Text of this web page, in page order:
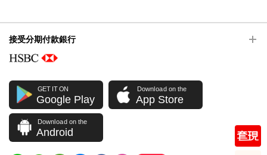
接受分期付款銀行
GET IT ON
Google Play
Download on the
App Store
Download on the
Android